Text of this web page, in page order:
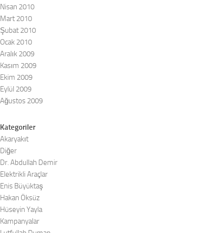
Nisan 2010
Mart 2010
Şubat 2010
Ocak 2010
Aralık 2009
Kasım 2009
Ekim 2009
Eylül 2009
Ağustos 2009
Kategoriler
Akaryakıt
Diğer
Dr. Abdullah Demir
Elektrikli Araçlar
Enis Büyüktaş
Hakan Öksüz
Hüseyin Yayla
Kampanyalar